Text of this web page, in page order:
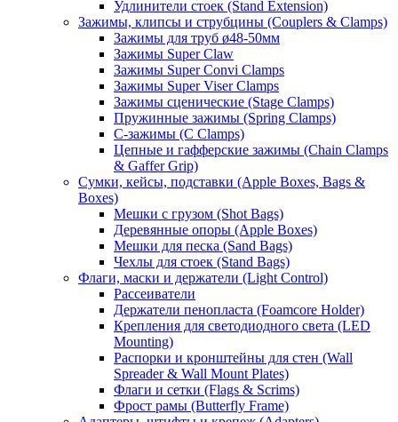
Удлинители стоек (Stand Extension)
Зажимы, клипсы и струбцины (Couplers & Clamps)
Зажимы для труб ø48-50мм
Зажимы Super Claw
Зажимы Super Convi Clamps
Зажимы Super Viser Clamps
Зажимы сценические (Stage Clamps)
Пружинные зажимы (Spring Clamps)
С-зажимы (C Clamps)
Цепные и гафферские зажимы (Chain Clamps
& Gaffer Grip)
Сумки, кейсы, подставки (Apple Boxes, Bags &
Boxes)
Мешки с грузом (Shot Bags)
Деревянные опоры (Apple Boxes)
Мешки для песка (Sand Bags)
Чехлы для стоек (Stand Bags)
Флаги, маски и держатели (Light Control)
Рассеиватели
Держатели пенопласта (Foamcore Holder)
Крепления для светодиодного света (LED
Mounting)
Распорки и кронштейны для стен (Wall
Spreader & Wall Mount Plates)
Флаги и сетки (Flags & Scrims)
Фрост рамы (Butterfly Frame)